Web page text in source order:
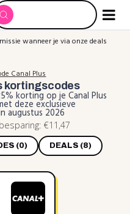
wanneer je via onze deals
Canal Plus
kortingscodes
korting op je Canal Plus
deze exclusieve
augustus 2026
€11,47
(0) DEALS (8)